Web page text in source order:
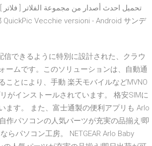
できるように特別に設計された、クラウ
ームです。このソリューションは、自動通
とにより、手動 楽天モバイルなどMVNO
がインストールされています。 格安SIMに
ます。 また、富士通製の便利アプリも Arlo
作パソコンの人気パーツが充実の品揃え!即
らパソコン工房。 NETGEAR Arlo Baby